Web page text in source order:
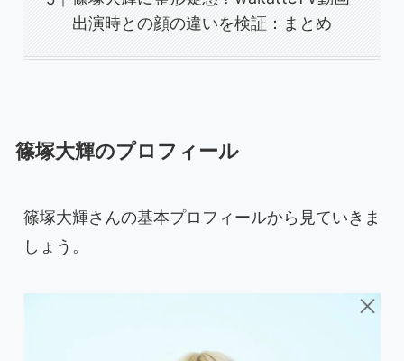
出演時との顔の違いを検証：まとめ
篠塚大輝のプロフィール
篠塚大輝さんの基本プロフィールから見ていきま
しょう。